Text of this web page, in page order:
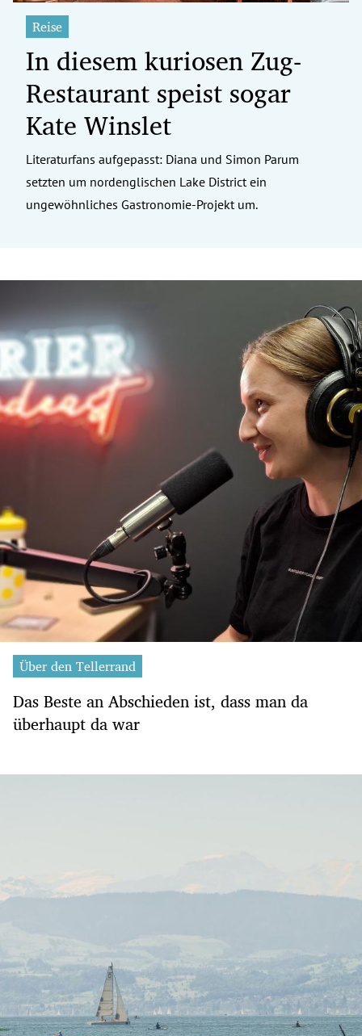
Untermenü
Untermenü
Untermenü
Untermenü
Untermenü
Untermenü
Reise
In diesem kuriosen Zug-
Restaurant speist sogar
Kate Winslet
Literaturfans aufgepasst: Diana und Simon Parum
setzten um nordenglischen Lake District ein
ungewöhnliches Gastronomie-Projekt um.
Über den Tellerrand
Das Beste an Abschieden ist, dass man da
überhaupt da war